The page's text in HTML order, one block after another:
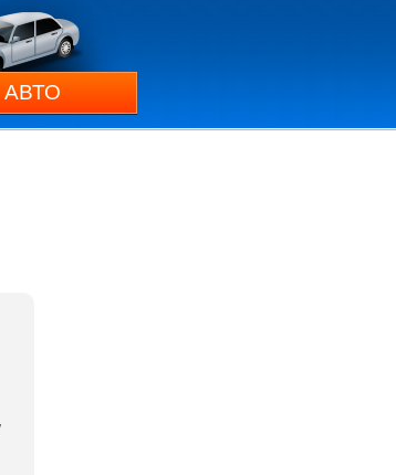
АВТО